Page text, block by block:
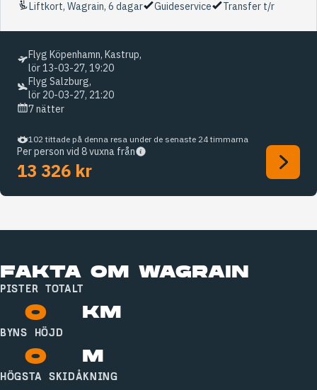
Liftkort, Wagrain, 6 dagar
Guideservice Transfer t/r
Flyg Köpenhamn, Kastrup,
lör 13-03-27, 19:20
Flyg Salzburg,
lör 20-03-27, 21:20
7 nätter
102 tittade på denna resa under de senaste 24 timmarna
Per person vid 8 vuxna från
13 326 kr
FAKTA OM WAGRAIN
PISTER TOTALT
0 KM
BYNS HÖJD
0 M
HÖGSTA SKIDÅKNING